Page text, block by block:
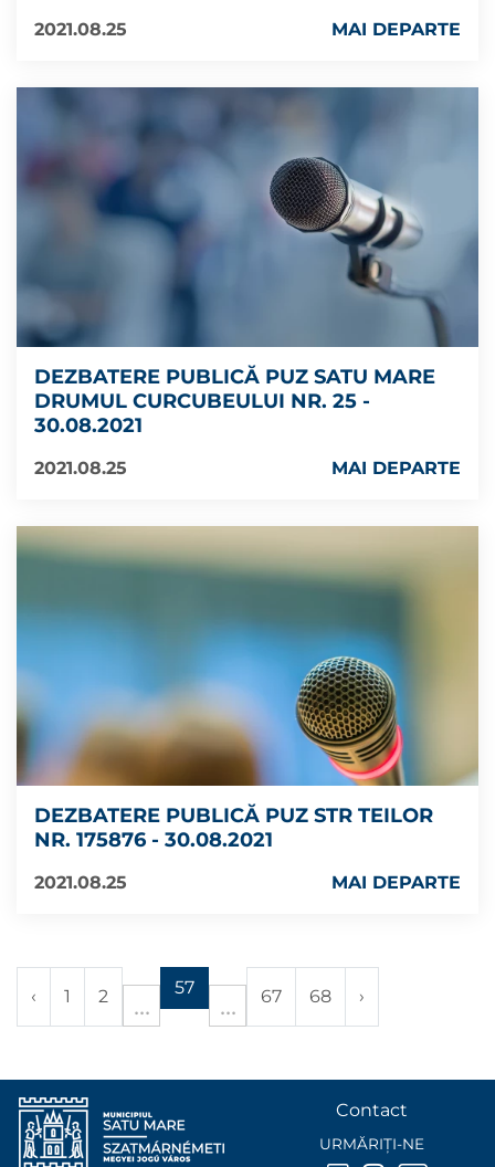
2021.08.25 MAI DEPARTE
DEZBATERE PUBLICĂ PUZ SATU MARE
DRUMUL CURCUBEULUI NR. 25 -
30.08.2021
2021.08.25 MAI DEPARTE
DEZBATERE PUBLICĂ PUZ STR TEILOR
NR. 175876 - 30.08.2021
2021.08.25 MAI DEPARTE
‹ 1 2 57 67 68 ›
Contact
URMĂRIȚI-NE